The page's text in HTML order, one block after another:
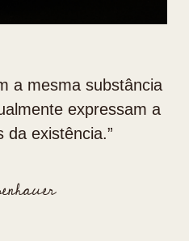
a mesma substância
expressam a
da existência.”